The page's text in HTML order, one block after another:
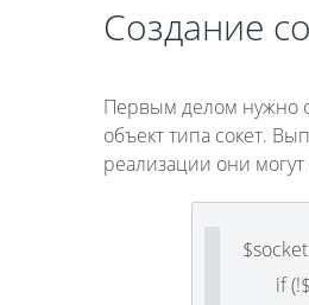
Создание
Первым делом нужно
объект типа сокет.
реализации они могут
if